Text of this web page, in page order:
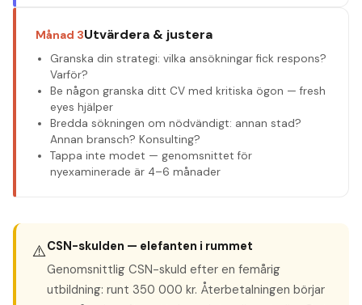
Månad 3Utvärdera & justera
Granska din strategi: vilka ansökningar fick respons?
Varför?
Be någon granska ditt CV med kritiska ögon — fresh
eyes hjälper
Bredda sökningen om nödvändigt: annan stad?
Annan bransch? Konsulting?
Tappa inte modet — genomsnittet för
nyexaminerade är 4–6 månader
⚠️CSN-skulden — elefanten i rummet
Genomsnittlig CSN-skuld efter en femårig
utbildning: runt 350 000 kr. Återbetalningen börjar